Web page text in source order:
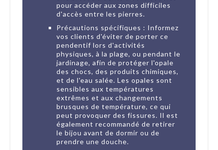
pour accéder aux zones difficiles
d'accès entre les pierres.
Précautions spécifiques : Informez
vos clients d'éviter de porter ce
pendentif lors d'activités
physiques, à la plage, ou pendant le
jardinage, afin de protéger l'opale
des chocs, des produits chimiques,
et de l'eau salée. Les opales sont
sensibles aux températures
extrêmes et aux changements
brusques de température, ce qui
peut provoquer des fissures. Il est
également recommandé de retirer
le bijou avant de dormir ou de
prendre une douche.